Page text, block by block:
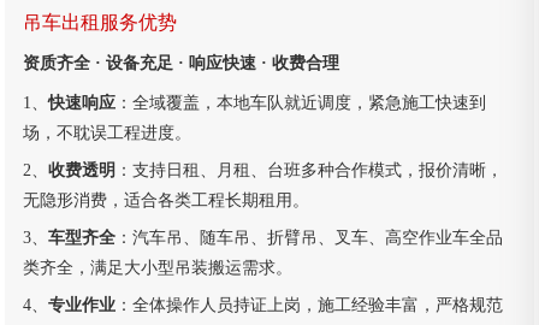
吊车出租服务优势
资质齐全 · 设备充足 · 响应快速 · 收费合理
1、快速响应 ：全域覆盖，本地车队就近调度，紧急施工快速到
场，不耽误工程进度。
2、收费透明 ：支持日租、月租、台班多种合作模式，报价清晰，
无隐形消费，适合各类工程长期租用。
3、车型齐全 ：汽车吊、随车吊、折臂吊、叉车、高空作业车全品
类齐全，满足大小型吊装搬运需求。
4、专业作业 ：全体操作人员持证上岗，施工经验丰富，严格规范